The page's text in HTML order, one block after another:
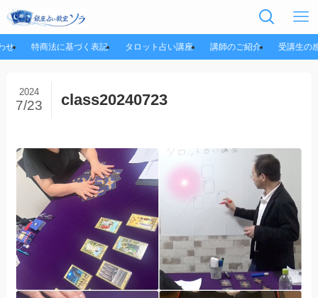
せ 特商法に基づく表記 タロット占い講座 講師のご紹介 受講生の
class20240723
2024
7/23